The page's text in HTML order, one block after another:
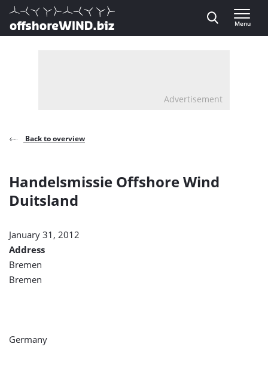
Direct naar inhoud
, go to home
Menu
Advertisement
Back to overview
Handelsmissie Offshore Wind
Duitsland
January 31, 2012
Address
Bremen
Bremen
Germany